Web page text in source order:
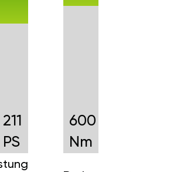
211
PS
600
Nm